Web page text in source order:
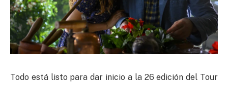
Todo está listo para dar inicio a la 26 edición del Tour